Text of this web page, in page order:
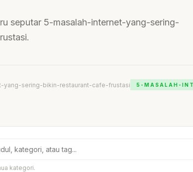
seputar 5-masalah-internet-yang-sering-
yang-sering-bikin-restaurant-cafe-frustasi 5-MASALAH-
kategori.